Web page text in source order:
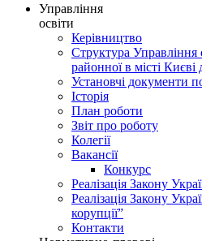
Управління
освіти
Керівництво
Структура Управління
районної в місті Києві
Установчі документи
Історія
План роботи
Звіт про роботу
Колегії
Вакансії
Конкурс
Реалізація Закону
Реалізація Закону
корупції”
Контакти